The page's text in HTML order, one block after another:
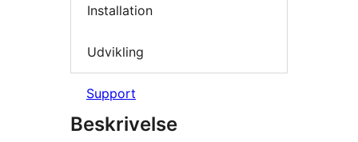
Installation
Udvikling
Support
Beskrivelse